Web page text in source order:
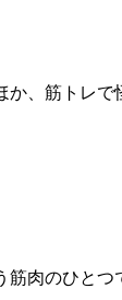
、筋トレ
肉のひとつ